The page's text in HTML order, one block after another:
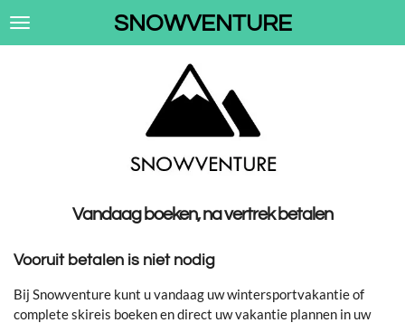
Ga
SNOWVENTURE
Vandaag boeken, na vertrek betalen
Vooruit betalen is niet nodig
Bij Snowventure kunt u vandaag uw wintersportvakantie of
complete skireis boeken en direct uw vakantie plannen in uw